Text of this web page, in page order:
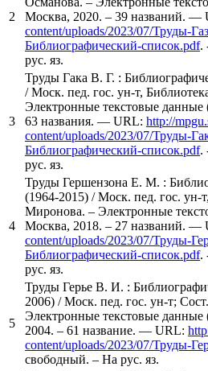
2
Москва, 2020. – 39 названий. —
content/uploads/2023/07/Труды-
Библиографический-список.pdf.
рус. яз.
3
Труды Гака В. Г. :
/ Моск. пед. гос. ун-т,
Электронные текстовые
63 названия. — URL: http://
content/uploads/2023/07/Труды-
Библиографический-список.pdf.
рус. яз.
4
Труды Гершензона Е. М. :
(1964-2015) / Моск. пед. гос. ун-
Миронова. – Электронные
Москва, 2018. – 27 названий. —
content/uploads/2023/07/Труды-
Библиографический-список.pdf.
рус. яз.
5
Труды Герье В. И. :
2006) / Моск. пед. гос. ун-т;
Электронные текстовые
2004. – 61 название. — URL:
content/uploads/2023/07/Труды-
свободный. – На рус. яз.